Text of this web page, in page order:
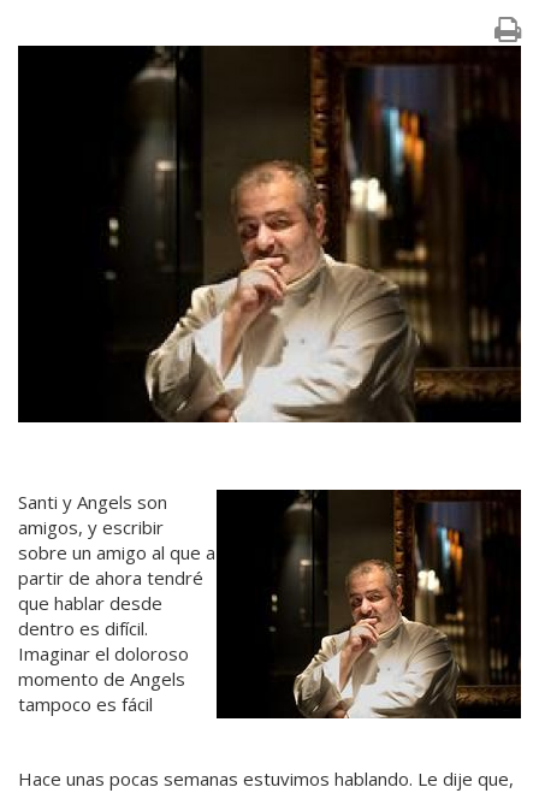
Santi y Angels son
amigos, y escribir
sobre un amigo al que a
partir de ahora tendré
que hablar desde
dentro es difícil.
Imaginar el doloroso
momento de Angels
tampoco es fácil
Hace unas pocas semanas estuvimos hablando. Le dije que,